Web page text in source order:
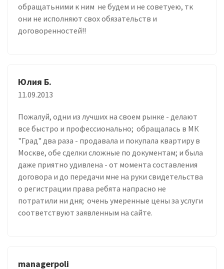
обращатьними к ним не будем и не советуею, тк
они не исполняют свох обязательств и
договоренностей!!
Юлия Б.
11.09.2013
Пожалуй, одни из лучших на своем рынке - делают
все быстро и профессионально; обращалась в МК
"Град" два раза - продавала и покупала квартиру в
Москве, обе сделки сложные по документам; и была
даже приятно удивлена - от момента составления
договора и до передачи мне на руки свидетельства
о регистрации права ребята напрасно не
потратили ни дня; очень умеренные цены за услуги
соответствуют заявленным на сайте.
managerpoli